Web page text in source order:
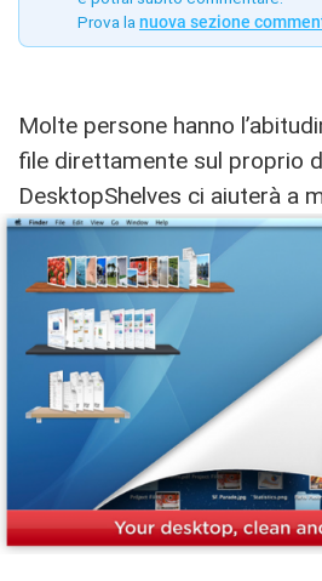
Prova la nuova sezione
Molte persone hanno
file direttamente sul proprio
DesktopShelves ci aiuterà a